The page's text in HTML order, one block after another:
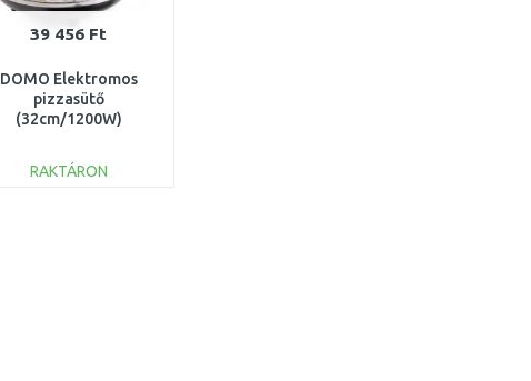
39 456 Ft
DOMO Elektromos
pizzasütő
(32cm/1200W)
RAKTÁRON